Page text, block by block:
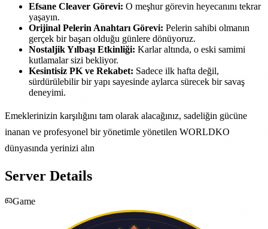
Efsane Cleaver Görevi: O meşhur görevin heyecanını tekrar
yaşayın.​
Orijinal Pelerin Anahtarı Görevi: Pelerin sahibi olmanın
gerçek bir başarı olduğu günlere dönüyoruz.​
Nostaljik Yılbaşı Etkinliği: Karlar altında, o eski samimi
kutlamalar sizi bekliyor.​
Kesintisiz PK ve Rekabet: Sadece ilk hafta değil,
sürdürülebilir bir yapı sayesinde aylarca sürecek bir savaş
deneyimi.​
Emeklerinizin karşılığını tam olarak alacağınız, sadeliğin gücüne
inanan ve profesyonel bir yönetimle yönetilen WORLDKO
dünyasında yerinizi alın
Server Details
Game